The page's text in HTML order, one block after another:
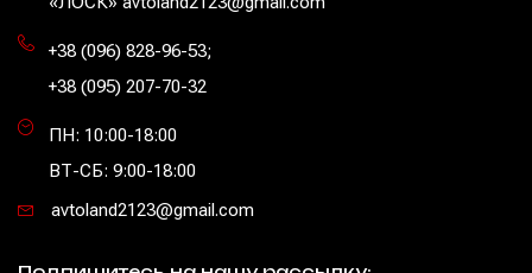
+38 (096) 828-96-53;
+38 (095) 207-70-32
ПН: 10:00-18:00
ВТ-СБ: 9:00-18:00
avtoland2123@gmail.com